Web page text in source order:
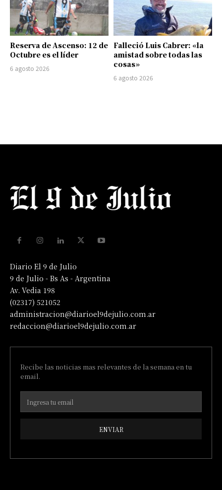
Reserva de Ascenso: 12 de
Octubre es el líder
6 agosto 2026
Falleció Luis Cabrer: «la
amistad sobre todas las
cosas»
6 agosto 2026
Diario El 9 de Julio
9 de Julio - Bs As - Argentina
Av. Vedia 198
(02317) 521052
administracion@diarioel9dejulio.com.ar
redaccion@diarioel9dejulio.com.ar
Recibe las noticias mas relevantes de la semana en tu
email.
ENVIAR